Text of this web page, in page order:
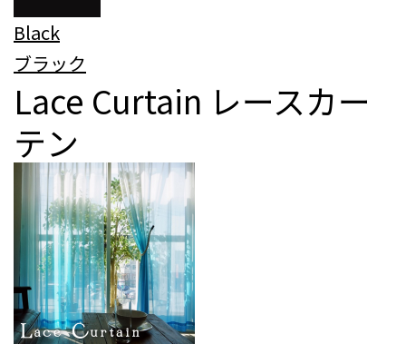
Black
ブラック
Lace Curtain レースカー
テン